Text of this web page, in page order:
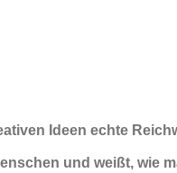
Ideen echte
und weißt, wie